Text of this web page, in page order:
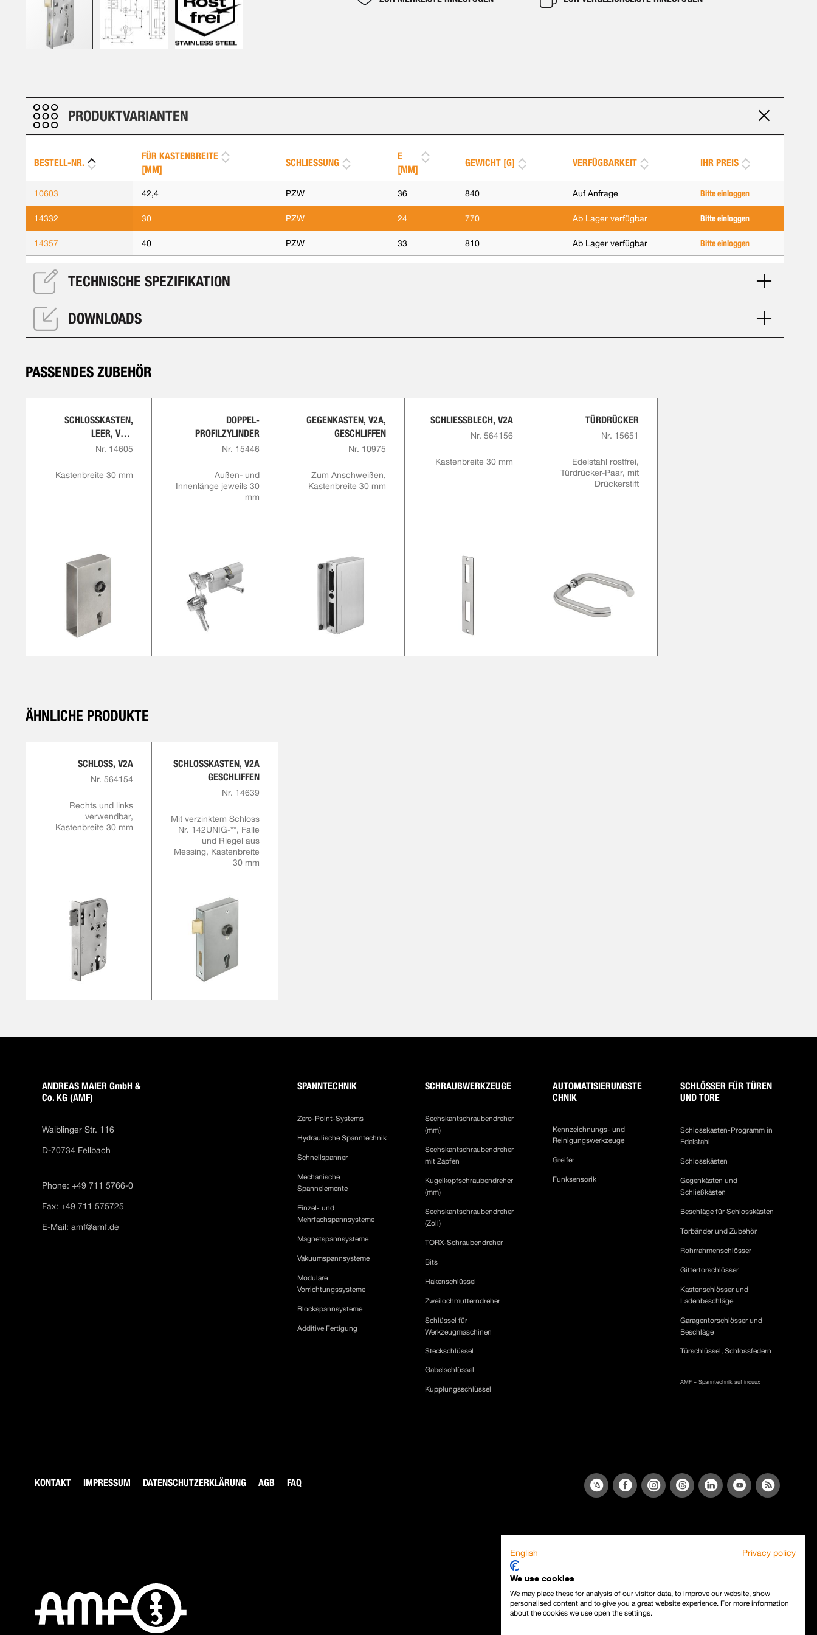
Bildergalerie
springen
PRODUKTVARIANTEN
BESTELL-NR.
FÜR KASTENBREITE
[MM]
SCHLIESSUNG
E
[MM]
GEWICHT [G] VERFÜGBARKEIT IHR PREIS
10603 42,4 PZW 36 840 Auf Anfrage Bitte einloggen
14332 30 PZW 24 770 Ab Lager verfügbar Bitte einloggen
14357 40 PZW 33 810 Ab Lager verfügbar Bitte einloggen
TECHNISCHE SPEZIFIKATION
DOWNLOADS
PASSENDES ZUBEHÖR
SCHLOSSKASTEN,
LEER, V2A,
GESCHLIFFEN
Nr. 14605
Kastenbreite 30 mm
DOPPEL-
PROFILZYLINDER
Nr. 15446
Außen- und
Innenlänge jeweils 30
mm
GEGENKASTEN, V2A,
GESCHLIFFEN
Nr. 10975
Zum Anschweißen,
Kastenbreite 30 mm
SCHLIESSBLECH, V2A
Nr. 564156
Kastenbreite 30 mm
TÜRDRÜCKER
Nr. 15651
Edelstahl rostfrei,
Türdrücker-Paar, mit
Drückerstift
ÄHNLICHE PRODUKTE
SCHLOSS, V2A
Nr. 564154
Rechts und links
verwendbar,
Kastenbreite 30 mm
SCHLOSSKASTEN, V2A
GESCHLIFFEN
Nr. 14639
Mit verzinktem Schloss
Nr. 142UNIG-**, Falle
und Riegel aus
Messing, Kastenbreite
30 mm
ANDREAS MAIER GmbH &
Co. KG (AMF)
Waiblinger Str. 116
D-70734 Fellbach
Phone: +49 711 5766-0
Fax: +49 711 575725
E-Mail:amf@amf.de
SPANNTECHNIK
Zero-Point-Systems
Hydraulische Spanntechnik
Schnellspanner
Mechanische
Spannelemente
Einzel- und
Mehrfachspannsysteme
Magnetspannsysteme
Vakuumspannsysteme
Modulare
Vorrichtungssysteme
Blockspannsysteme
Additive Fertigung
SCHRAUBWERKZEUGE
Sechskantschraubendreher
(mm)
Sechskantschraubendreher
mit Zapfen
Kugelkopfschraubendreher
(mm)
Sechskantschraubendreher
(Zoll)
TORX-Schraubendreher
Bits
Hakenschlüssel
Zweilochmutterndreher
Schlüssel für
Werkzeugmaschinen
Steckschlüssel
Gabelschlüssel
Kupplungsschlüssel
AUTOMATISIERUNGSTE
CHNIK
Kennzeichnungs- und
Reinigungswerkzeuge
Greifer
Funksensorik
SCHLÖSSER FÜR TÜREN
UND TORE
Schlosskasten-Programm in
Edelstahl
Schlosskästen
Gegenkästen und
Schließkästen
Beschläge für Schlosskästen
Torbänder und Zubehör
Rohrrahmenschlösser
Gittertorschlösser
Kastenschlösser und
Ladenbeschläge
Garagentorschlösser und
Beschläge
Türschlüssel, Schlossfedern
AMF – Spanntechnik auf induux
KONTAKT IMPRESSUM DATENSCHUTZERKLÄRUNG AGB FAQ
English Privacy policy
We use cookies
We may place these for analysis of our visitor data, to improve our website, show
personalised content and to give you a great website experience. For more information
about the cookies we use open the settings.